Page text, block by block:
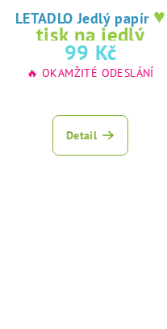
LETADLO Jedlý papír ♥
tisk na jedlý
papír
99 Kč
🔥 OKAMŽITÉ ODESLÁNÍ
Detail